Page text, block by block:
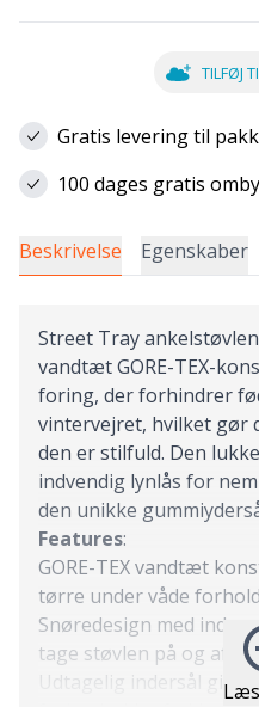
TILFØJ
Gratis levering til
100 dages gratis
Beskrivelse Egenskaber
Street Tray
vandtæt GORE-TEX-
foring, der forhindrer
vintervejret, hvilket gør
den er stilfuld. Den
indvendig lynlås for
den unikke
Features:
GORE-TEX vandtæt
tørre under våde forhold
Snøredesign med
tage støvlen på og af
Udtagelig indersål giver